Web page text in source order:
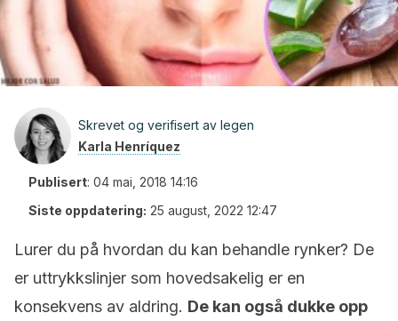
Skrevet og verifisert av legen
Karla Henríquez
Publisert: 04 mai, 2018 14:16
Siste oppdatering: 25 august, 2022 12:47
Lurer du på hvordan du kan behandle rynker? De
er uttrykkslinjer som hovedsakelig er en
konsekvens av aldring. De kan også dukke opp